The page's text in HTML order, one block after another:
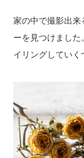
家の中で撮影出来
ーを見つけまし
イリングしていく